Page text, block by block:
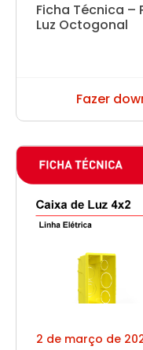
Ficha Técnica –
Luz Octogonal
Fazer
2 de março de